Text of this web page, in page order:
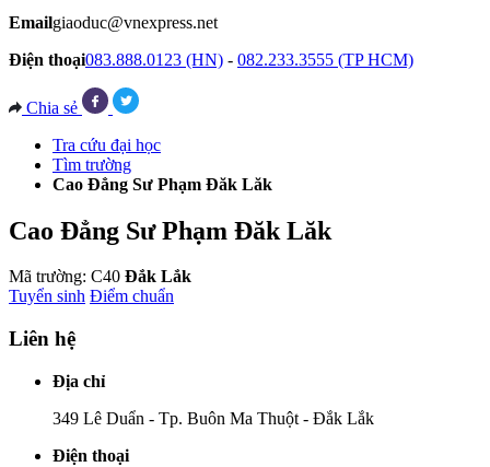
Emailgiaoduc@vnexpress.net
Điện thoại083.888.0123 (HN) - 082.233.3555 (TP HCM)
Chia sẻ
Tra cứu đại học
Tìm trường
Cao Đẳng Sư Phạm Đăk Lăk
Cao Đẳng Sư Phạm Đăk Lăk
Mã trường: C40 Đắk Lắk
Tuyển sinh Điểm chuẩn
Liên hệ
Địa chỉ
349 Lê Duẩn - Tp. Buôn Ma Thuột - Đắk Lắk
Điện thoại